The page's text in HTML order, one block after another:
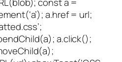
a.href = url;
a.click();